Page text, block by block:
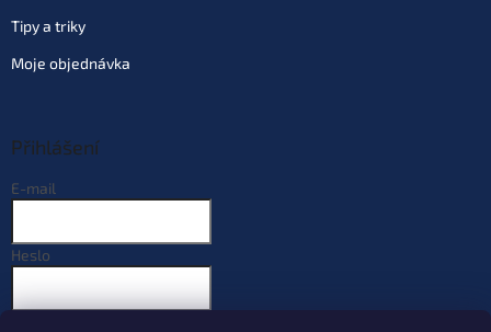
Tipy a triky
Moje objednávka
Přihlášení
E-mail
Heslo